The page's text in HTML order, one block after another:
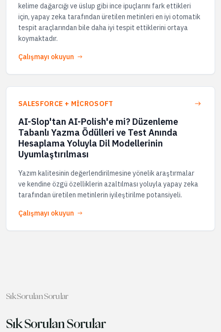
kelime dağarcığı ve üslup gibi ince ipuçlarını fark ettikleri
için, yapay zeka tarafından üretilen metinleri en iyi otomatik
tespit araçlarından bile daha iyi tespit ettiklerini ortaya
koymaktadır.
Çalışmayı okuyun
SALESFORCE + MICROSOFT
AI-Slop'tan AI-Polish'e mi? Düzenleme
Tabanlı Yazma Ödülleri ve Test Anında
Hesaplama Yoluyla Dil Modellerinin
Uyumlaştırılması
Yazım kalitesinin değerlendirilmesine yönelik araştırmalar
ve kendine özgü özelliklerin azaltılması yoluyla yapay zeka
tarafından üretilen metinlerin iyileştirilme potansiyeli.
Çalışmayı okuyun
Sık Sorulan Sorular
Sık Sorulan Sorular